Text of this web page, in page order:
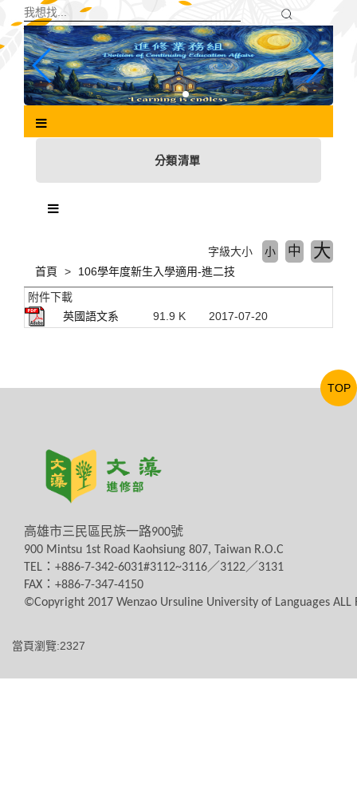
主
分類清單
首頁 106學年度新生入學適用-進二技
字級大小 小 中 大
附件下載
英國語文系
91.9 K 2017-07-20
高雄市三民區民族一路900號
900 Mintsu 1st Road Kaohsiung 807, Taiwan R.O.C
TEL ： +886-7-342-6031#3112~3116／ 3122／ 3131
FAX ： +886-7-347-4150
©Copyright 2017 Wenzao Ursuline University of Languages ALL
當頁瀏覽:2327
TOP